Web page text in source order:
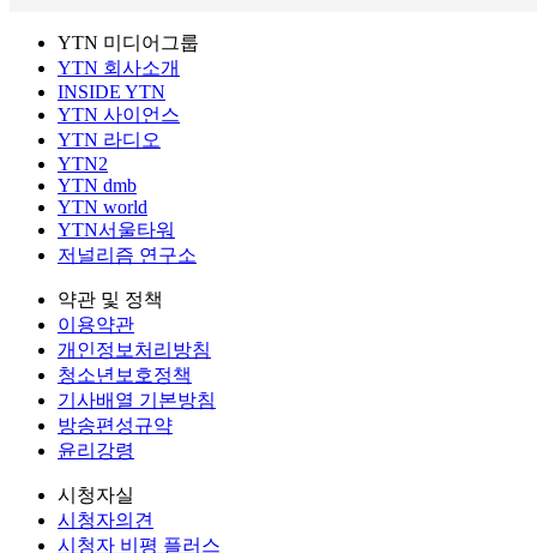
YTN 미디어그룹
YTN 회사소개
INSIDE YTN
YTN 사이언스
YTN 라디오
YTN2
YTN dmb
YTN world
YTN서울타워
저널리즘 연구소
약관 및 정책
이용약관
개인정보처리방침
청소년보호정책
기사배열 기본방침
방송편성규약
윤리강령
시청자실
시청자의견
시청자 비평 플러스